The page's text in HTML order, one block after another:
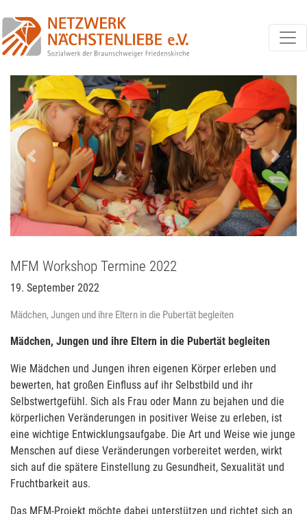
Previous Next
MFM Workshop Termine 2022
19. September 2022
Mädchen, Jungen und ihre Eltern in die Pubertät begleiten
Mädchen, Jungen und ihre Eltern in die Pubertät begleiten
Wie Mädchen und Jungen ihren eigenen Körper erleben und
bewerten, hat großen Einfluss auf ihr Selbstbild und ihr
Selbstwertgefühl. Sich als Frau oder Mann zu bejahen und die
körperlichen Veränderungen in positiver Weise zu erleben, ist
eine wichtige Entwicklungsaufgabe. Die Art und Weise wie junge
Menschen auf diese Veränderungen vorbereitet werden, wirkt
sich auf die spätere Einstellung zu Gesundheit, Sexualität und
Fruchtbarkeit aus.
Das MFM-Projekt möchte dabei unterstützen und richtet sich an